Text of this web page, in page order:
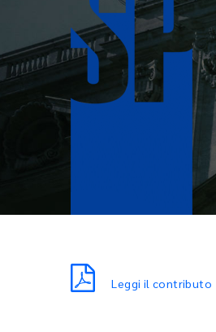
Leggi il contributo